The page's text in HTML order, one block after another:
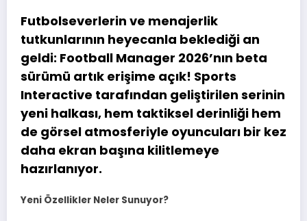
Futbolseverlerin ve menajerlik
tutkunlarının heyecanla beklediği an
geldi: Football Manager 2026’nın beta
sürümü artık erişime açık! Sports
Interactive tarafından geliştirilen serinin
yeni halkası, hem taktiksel derinliği hem
de görsel atmosferiyle oyuncuları bir kez
daha ekran başına kilitlemeye
hazırlanıyor.
Yeni Özellikler Neler Sunuyor?